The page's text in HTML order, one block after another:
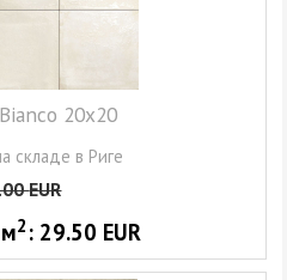
20x20
складе в Риге
EUR
м2 : 29.50 EUR